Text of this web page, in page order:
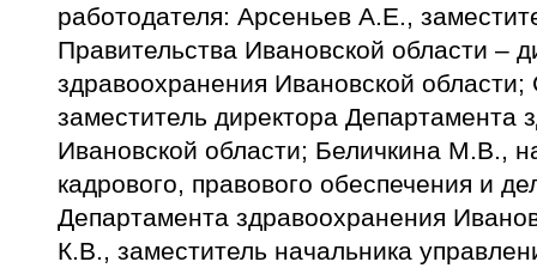
работодателя: Арсеньев А.Е.,
Правительства Ивановской области –
здравоохранения Ивановской
заместитель директора Департамента
Ивановской области; Беличкина М.В.,
кадрового, правового обеспечения и
Департамента здравоохранения
К.В., заместитель начальника